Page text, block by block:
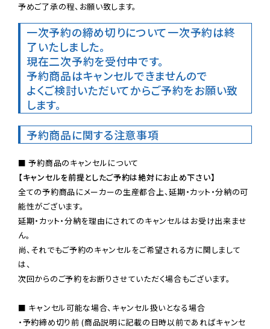
予めご了承の程、お願い致します。
一次予約の締め切りについて一次予約は終
了いたしました。
現在二次予約を受付中です。
予約商品はキャンセルできませんので
よくご検討いただいてからご予約をお願い致
します。
予約商品に関する注意事項
【キャンセルを前提としたご予約は絶対にお止め下さい】
全ての予約商品にメーカーの生産都合上、延期・カット・分納の可
能性がございます。
延期・カット・分納を理由にされてのキャンセルはお受け出来ませ
ん。
尚、それでもご予約のキャンセルをご希望される方に関しまして
は、
次回からのご予約をお断りさせていただく場合もございます。
■ キャンセル可能な場合、キャンセル扱いとなる場合
・予約締め切り前 (商品説明に記載の日時以前であればキャンセ